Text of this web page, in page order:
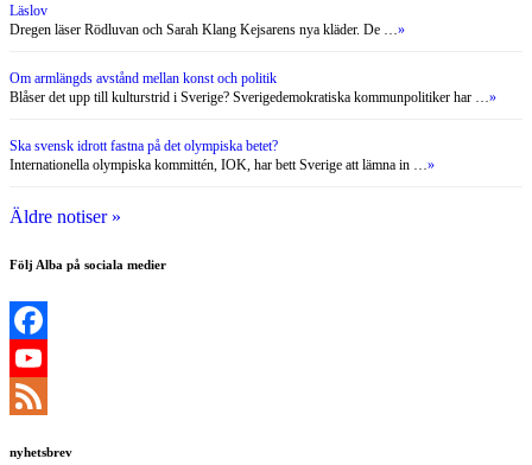
Läslov
Dregen läser Rödluvan och Sarah Klang Kejsarens nya kläder. De …»
Om armlängds avstånd mellan konst och politik
Blåser det upp till kulturstrid i Sverige? Sverigedemokratiska kommunpolitiker har …»
Ska svensk idrott fastna på det olympiska betet?
Internationella olympiska kommittén, IOK, har bett Sverige att lämna in …»
Äldre notiser »
Följ Alba på sociala medier
Facebook
YouTube
nyhetsbrev